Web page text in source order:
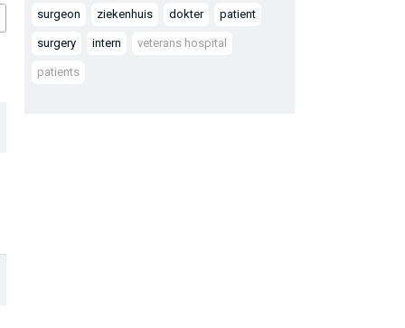
surgeon ziekenhuis dokter patient
surgery intern veterans hospital
patients